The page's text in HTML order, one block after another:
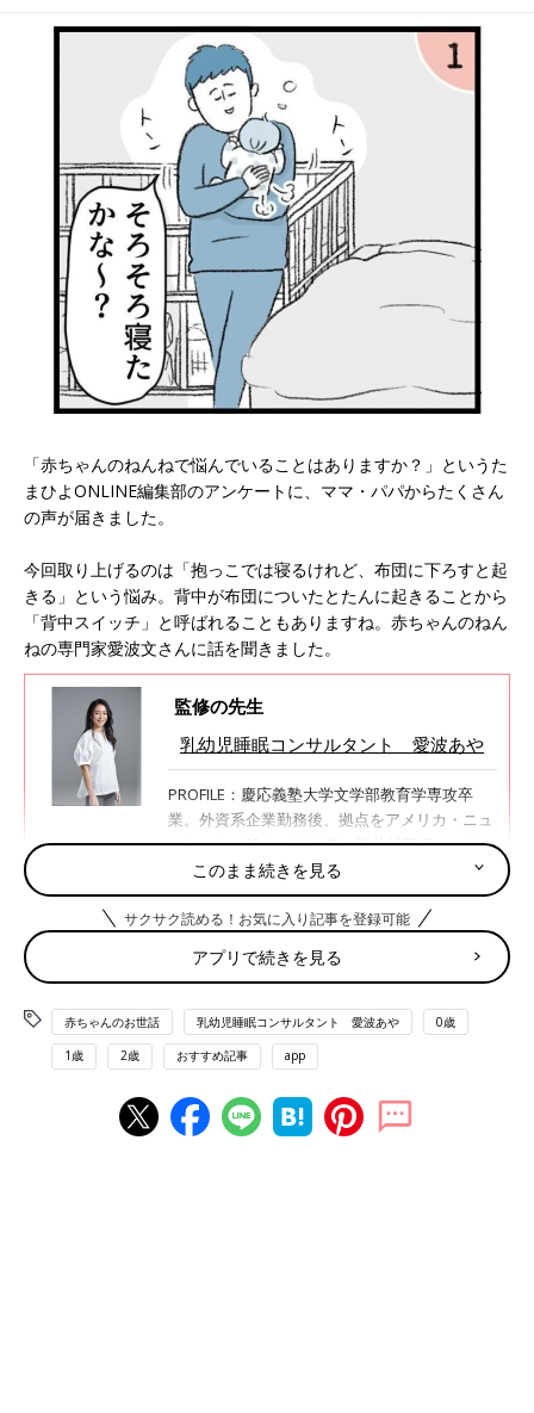
【米国IPHI公認・乳
幼児睡眠コンサルタ
に、今すぐねんね環境
を見直そう【米国IPHI
公認・乳幼児睡眠コン
サルタント】
「赤ちゃんのねんねで悩んでいることはありますか？」というた
まひよONLINE編集部のアンケートに、ママ・パパからたくさん
の声が届きました。
今回取り上げるのは「抱っこでは寝るけれど、布団に下ろすと起
きる」という悩み。背中が布団についたとたんに起きることから
「背中スイッチ」と呼ばれることもありますね。赤ちゃんのねん
ねの専門家愛波文さんに話を聞きました。
監修の先生
乳幼児睡眠コンサルタント 愛波あや
PROFILE：慶応義塾大学文学部教育学専攻卒
業。外資系企業勤務後、拠点をアメリカ・ニュ
ーヨークに移し、2014年、乳幼児睡眠コンサル
タントとして日本人初の国際認定資格を取得。
その後10年以上に渡る経験のもと、独自の愛波
メソッドを創始。科学的根拠に基づいた睡眠改
決するために、オンラインや講演活動を通じて
くるみスリーパーや遮光シートの開発も行って
います。 二児の母。著書に『ママと赤ちゃんの
ぐっすり本』（講談社）、『マンガで読む ぐっ
すり眠る赤ちゃんの寝かせ方』（主婦の友社）
がある。現在『忙しくても能力がどんどん引き
このまま続きを見る
サクサク読める！お気に入り記事を登録可能
アプリで続きを見る
赤ちゃんのお世話 乳幼児睡眠コンサルタント 愛波あや 0歳
1歳 2歳 おすすめ記事 app